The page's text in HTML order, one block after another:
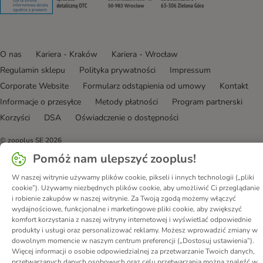
O nas Kariera - Kraków
Kariera - Wrocław
Regulamin sklepu
Polityka prywatności
Impressum
Corporate Website
Formularz odstąpienia od umowy
Kontakt
Informacje o przesyłce
Metody płatności
Program partnerski
Korzyści
DSA Oświadczenie o dostępności
© zooplus SE 2026
Pomóż nam ulepszyć zooplus!
W naszej witrynie używamy plików cookie, pikseli i innych technologii („pliki
cookie”). Używamy niezbędnych plików cookie, aby umożliwić Ci przeglądanie
i robienie zakupów w naszej witrynie. Za Twoją zgodą możemy włączyć
wydajnościowe, funkcjonalne i marketingowe pliki cookie, aby zwiększyć
komfort korzystania z naszej witryny internetowej i wyświetlać odpowiednie
produkty i usługi oraz personalizować reklamy. Możesz wprowadzić zmiany w
dowolnym momencie w naszym centrum preferencji („Dostosuj ustawienia”).
Więcej informacji o osobie odpowiedzialnej za przetwarzanie Twoich danych,